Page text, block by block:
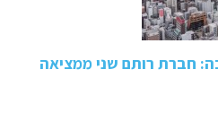
חברת רותם שני ממציאה